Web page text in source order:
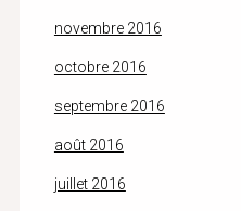
novembre 2016
octobre 2016
septembre 2016
août 2016
juillet 2016